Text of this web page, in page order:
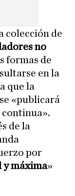
colección de
no
formas de
en la
que la
«publicará
de la
por
máxima»